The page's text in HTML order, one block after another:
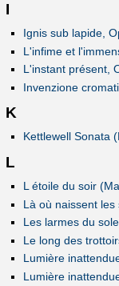
I
Ignis sub lapide,
L'infime et
L'instant présent,
Invenzione
K
Kettlewell Sonata
L
L étoile du soir
Là où naissent
Les larmes du
Le long des
Lumière
Lumière